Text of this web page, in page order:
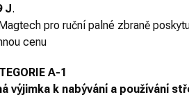
J.
pro ruční palné zbraně
cenu
A-1
výjimka k nabývání a používání